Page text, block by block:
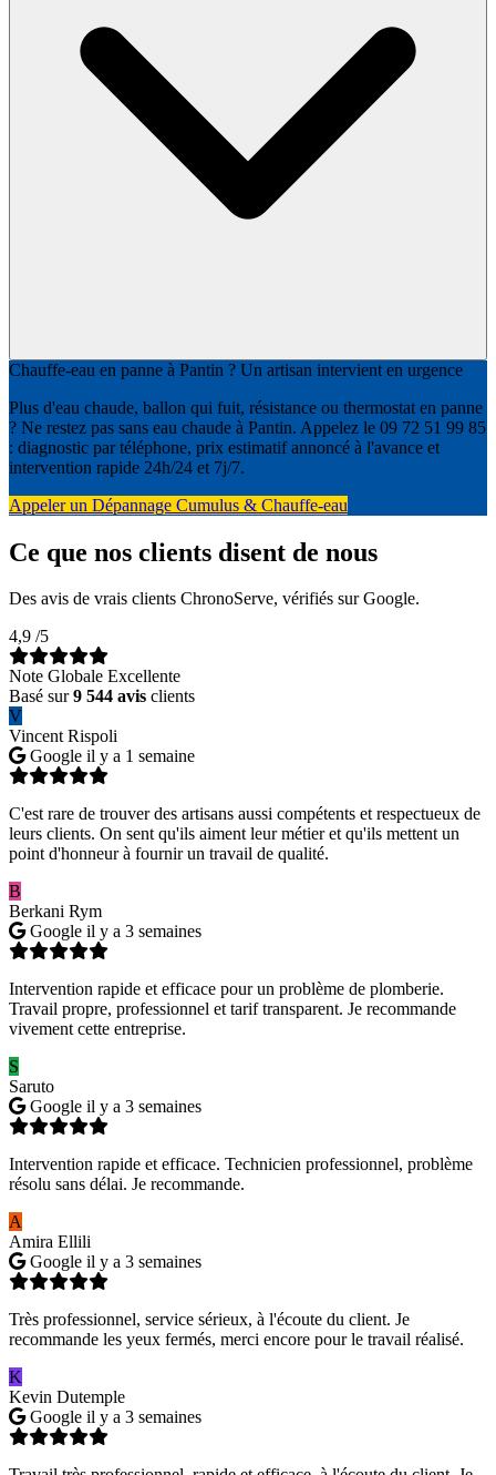
Chauffe-eau en panne à Pantin ? Un artisan intervient en urgence
Plus d'eau chaude, ballon qui fuit, résistance ou thermostat en panne
? Ne restez pas sans eau chaude à Pantin. Appelez le 09 72 51 99 85
: diagnostic par téléphone, prix estimatif annoncé à l'avance et
intervention rapide 24h/24 et 7j/7.
Appeler un Dépannage Cumulus & Chauffe-eau
Ce que nos clients disent de nous
Des avis de vrais clients ChronoServe, vérifiés sur Google.
4,9 /5
Note Globale Excellente
Basé sur9 544 avis clients
V
Vincent Rispoli
Google il y a 1 semaine
C'est rare de trouver des artisans aussi compétents et respectueux de
leurs clients. On sent qu'ils aiment leur métier et qu'ils mettent un
point d'honneur à fournir un travail de qualité.
B
Berkani Rym
Google il y a 3 semaines
Intervention rapide et efficace pour un problème de plomberie.
Travail propre, professionnel et tarif transparent. Je recommande
vivement cette entreprise.
S
Saruto
Google il y a 3 semaines
Intervention rapide et efficace. Technicien professionnel, problème
résolu sans délai. Je recommande.
A
Amira Ellili
Google il y a 3 semaines
Très professionnel, service sérieux, à l'écoute du client. Je
recommande les yeux fermés, merci encore pour le travail réalisé.
K
Kevin Dutemple
Google il y a 3 semaines